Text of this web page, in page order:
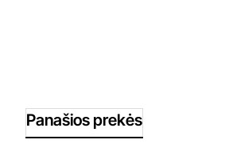
Panašios prekės